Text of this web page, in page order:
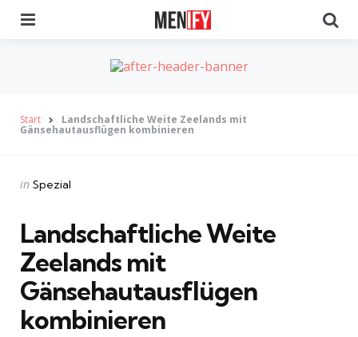
Start Landschaftliche Weite Zeelands mit
Gänsehautausflügen kombinieren
Categories
Posted
in Spezial
Landschaftliche Weite
Zeelands mit
Gänsehautausflügen
kombinieren